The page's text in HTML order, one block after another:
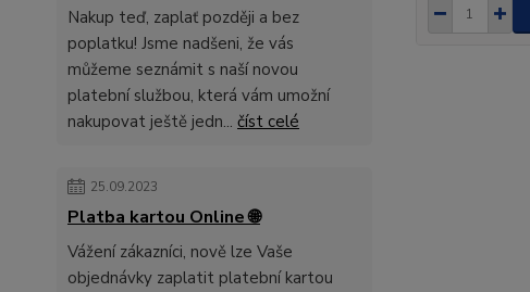
Nakup teď, zaplať později a bez
poplatku! Jsme nadšeni, že vás
můžeme seznámit s naší novou
platební službou, která vám umožní
nakupovat ještě jedn... číst celé
25.09.2023
Platba kartou Online 🌐
Vážení zákazníci, nově lze Vaše
objednávky zaplatit platební kartou